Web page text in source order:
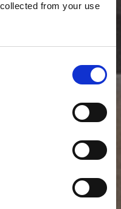
from your use